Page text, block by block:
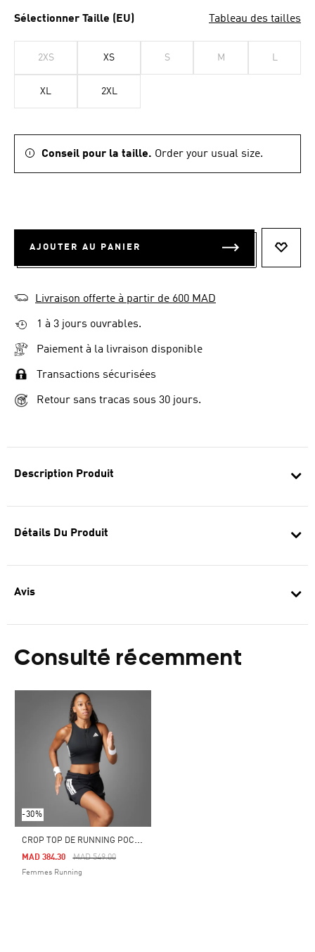
Description Produit
Détails Du Produit
Avis
Consulté récemment
-30%
C
ROP TOP DE RUNNING POCHE GEL ADIZERO
Price Reduced From
MAD 549.00To
MAD 384.30
Femmes Running
Sélectionner Taille (EU) Tableau des tailles
2XS XS S M L
XL 2XL
Conseil pour la taille. Order your usual size.
AJOUTER AU PANIER
Livraison offerte à partir de 600 MAD
1 à 3 jours ouvrables.
Paiement à la livraison disponible
Transactions sécurisées
Retour sans tracas sous 30 jours.